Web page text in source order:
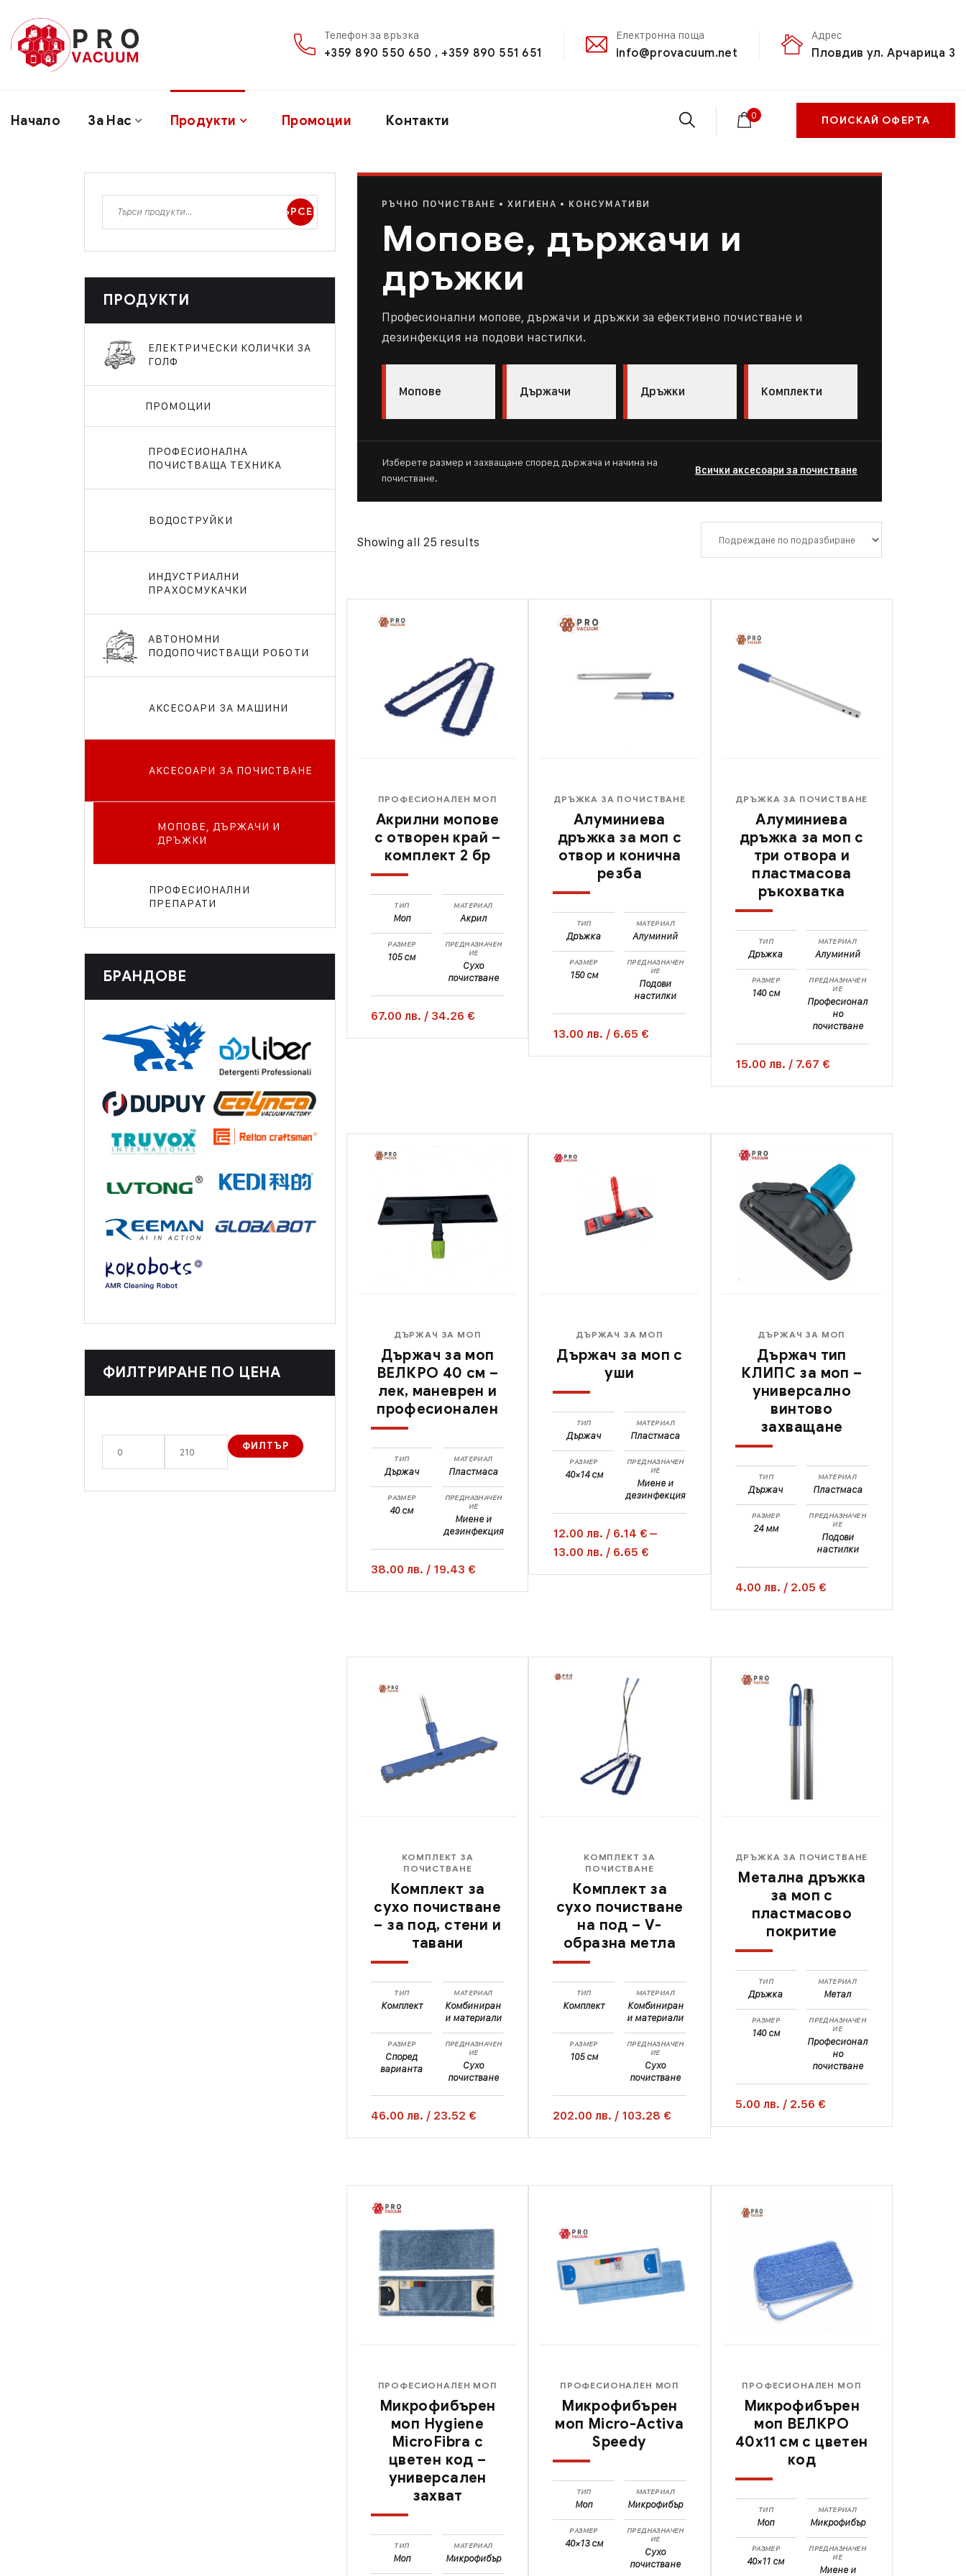
Телефон за връзка
+359 890 550 650 , +359 890 551 651
Електронна поща
info@provacuum.net
Адрес
Пловдив ул. Арчарица 3
Начало За Нас Продукти Промоции Контакти 0 ПОИСКАЙ ОФЕРТА
РЪЧНО ПОЧИСТВАНЕ • ХИГИЕНА • КОНСУМАТИВИ
Мопове, държачи и
дръжки
Професионални мопове, държачи и дръжки за ефективно почистване и
дезинфекция на подови настилки.
Мопове Държачи Дръжки Комплекти
Изберете размер и захващане според държача и начина на
почистване.
Всички аксесоари за почистване
Showing all 25 results
ПРОФЕСИОНАЛЕН МОП
Акрилни мопове
с отворен край –
комплект 2 бр
ТИП
Моп
МАТЕРИАЛ
Акрил
РАЗМЕР
105 см
ПРЕДНАЗНАЧЕН
ИЕ
Сухо
почистване
67.00 лв. / 34.26 €
ДРЪЖКА ЗА ПОЧИСТВАНЕ
Алуминиева
дръжка за моп с
отвор и конична
резба
ТИП
Дръжка
МАТЕРИАЛ
Алуминий
РАЗМЕР
150 см
ПРЕДНАЗНАЧЕН
ИЕ
Подови
настилки
13.00лв. / 6.65 €
ДРЪЖКА ЗА ПОЧИСТВАНЕ
Алуминиева
дръжка за моп с
три отвора и
пластмасова
ръкохватка
ТИП
Дръжка
МАТЕРИАЛ
Алуминий
РАЗМЕР
140 см
ПРЕДНАЗНАЧЕН
ИЕ
Професионал
но
почистване
15.00 лв. / 7.67 €
ДЪРЖАЧ ЗА МОП
Държач за моп
ВЕЛКРО 40 см –
лек, маневрен и
професионален
ТИП
Държач
МАТЕРИАЛ
Пластмаса
РАЗМЕР
40 см
ПРЕДНАЗНАЧЕН
ИЕ
Миене и
дезинфекция
38.00 лв. / 19.43 €
ДЪРЖАЧ ЗА МОП
Държач за моп с
уши
ТИП
Държач
МАТЕРИАЛ
Пластмаса
РАЗМЕР
40×14 см
ПРЕДНАЗНАЧЕН
ИЕ
Миене и
дезинфекция
12.00лв. / 6.14 € –
13.00лв. / 6.65 €
ДЪРЖАЧ ЗА МОП
Държач тип
КЛИПС за моп –
универсално
винтово
захващане
ТИП
Държач
МАТЕРИАЛ
Пластмаса
РАЗМЕР
24 мм
ПРЕДНАЗНАЧЕН
ИЕ
Подови
настилки
4.00 лв. / 2.05 €
КОМПЛЕКТ ЗА
ПОЧИСТВАНЕ
Комплект за
сухо почистване
– за под, стени и
тавани
ТИП
Комплект
МАТЕРИАЛ
Комбиниран
и материали
РАЗМЕР
Според
варианта
ПРЕДНАЗНАЧЕН
ИЕ
Сухо
почистване
46.00 лв. / 23.52 €
КОМПЛЕКТ ЗА
ПОЧИСТВАНЕ
Комплект за
сухо почистване
на под – V-
образна метла
ТИП
Комплект
МАТЕРИАЛ
Комбиниран
и материали
РАЗМЕР
105 см
ПРЕДНАЗНАЧЕН
ИЕ
Сухо
почистване
202.00лв. / 103.28 €
ДРЪЖКА ЗА ПОЧИСТВАНЕ
Метална дръжка
за моп с
пластмасово
покритие
ТИП
Дръжка
МАТЕРИАЛ
Метал
РАЗМЕР
140 см
ПРЕДНАЗНАЧЕН
ИЕ
Професионал
но
почистване
5.00 лв. / 2.56 €
ПРОФЕСИОНАЛЕН МОП
Микрофибърен
моп Hygiene
MicroFibra с
цветен код –
универсален
захват
ТИП
Моп
МАТЕРИАЛ
Микрофибър
ПРОФЕСИОНАЛЕН МОП
Микрофибърен
моп Micro-Activa
Speedy
ТИП
Моп
МАТЕРИАЛ
Микрофибър
РАЗМЕР
40×13 см
ПРЕДНАЗНАЧЕН
ИЕ
Сухо
почистване
ПРОФЕСИОНАЛЕН МОП
Микрофибърен
моп ВЕЛКРО
40x11 см с цветен
код
ТИП
Моп
МАТЕРИАЛ
Микрофибър
РАЗМЕР
40×11 см
ПРЕДНАЗНАЧЕН
ИЕ
Миене и
ТЪРСЕНЕ
ПРОДУКТИ
ЕЛЕКТРИЧЕСКИ КОЛИЧКИ ЗА
ГОЛФ
ПРОМОЦИИ
ПРОФЕСИОНАЛНА
ПОЧИСТВАЩА ТЕХНИКА
ВОДОСТРУЙКИ
ИНДУСТРИАЛНИ
ПРАХОСМУКАЧКИ
АВТОНОМНИ
ПОДОПОЧИСТВАЩИ РОБОТИ
АКСЕСОАРИ ЗА МАШИНИ
АКСЕСОАРИ ЗА ПОЧИСТВАНЕ
МОПОВЕ, ДЪРЖАЧИ И
ДРЪЖКИ
ПРОФЕСИОНАЛНИ
ПРЕПАРАТИ
БРАНДОВЕ
ФИЛТРИРАНЕ ПО ЦЕНА
ФИЛТЪР